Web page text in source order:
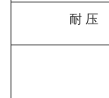
耐 压